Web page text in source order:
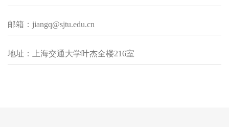
邮箱：jiangq@sjtu.edu.cn
地址：上海交通大学叶杰全楼216室